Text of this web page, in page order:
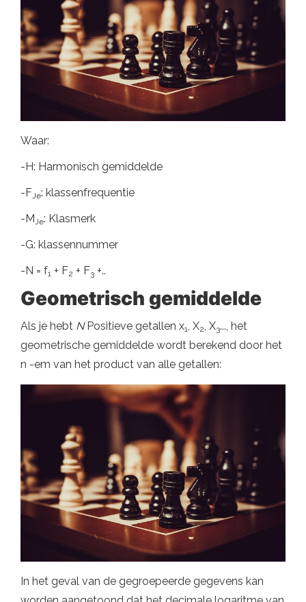
Waar:
-H: Harmonisch gemiddelde
-FJe: klassenfrequentie
-MJe: Klasmerk
-G: klassennummer
-N = f1 + F2 + F3 +..
Geometrisch gemiddelde
Als je hebt NPositieve getallen x1, X2, X3..., het
geometrische gemiddelde wordt berekend door het
n -em van het product van alle getallen:
In het geval van de gegroepeerde gegevens kan